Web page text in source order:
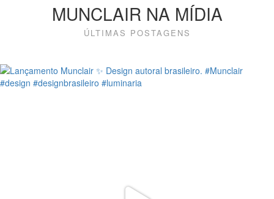
MUNCLAIR NA MÍDIA
ÚLTIMAS POSTAGENS